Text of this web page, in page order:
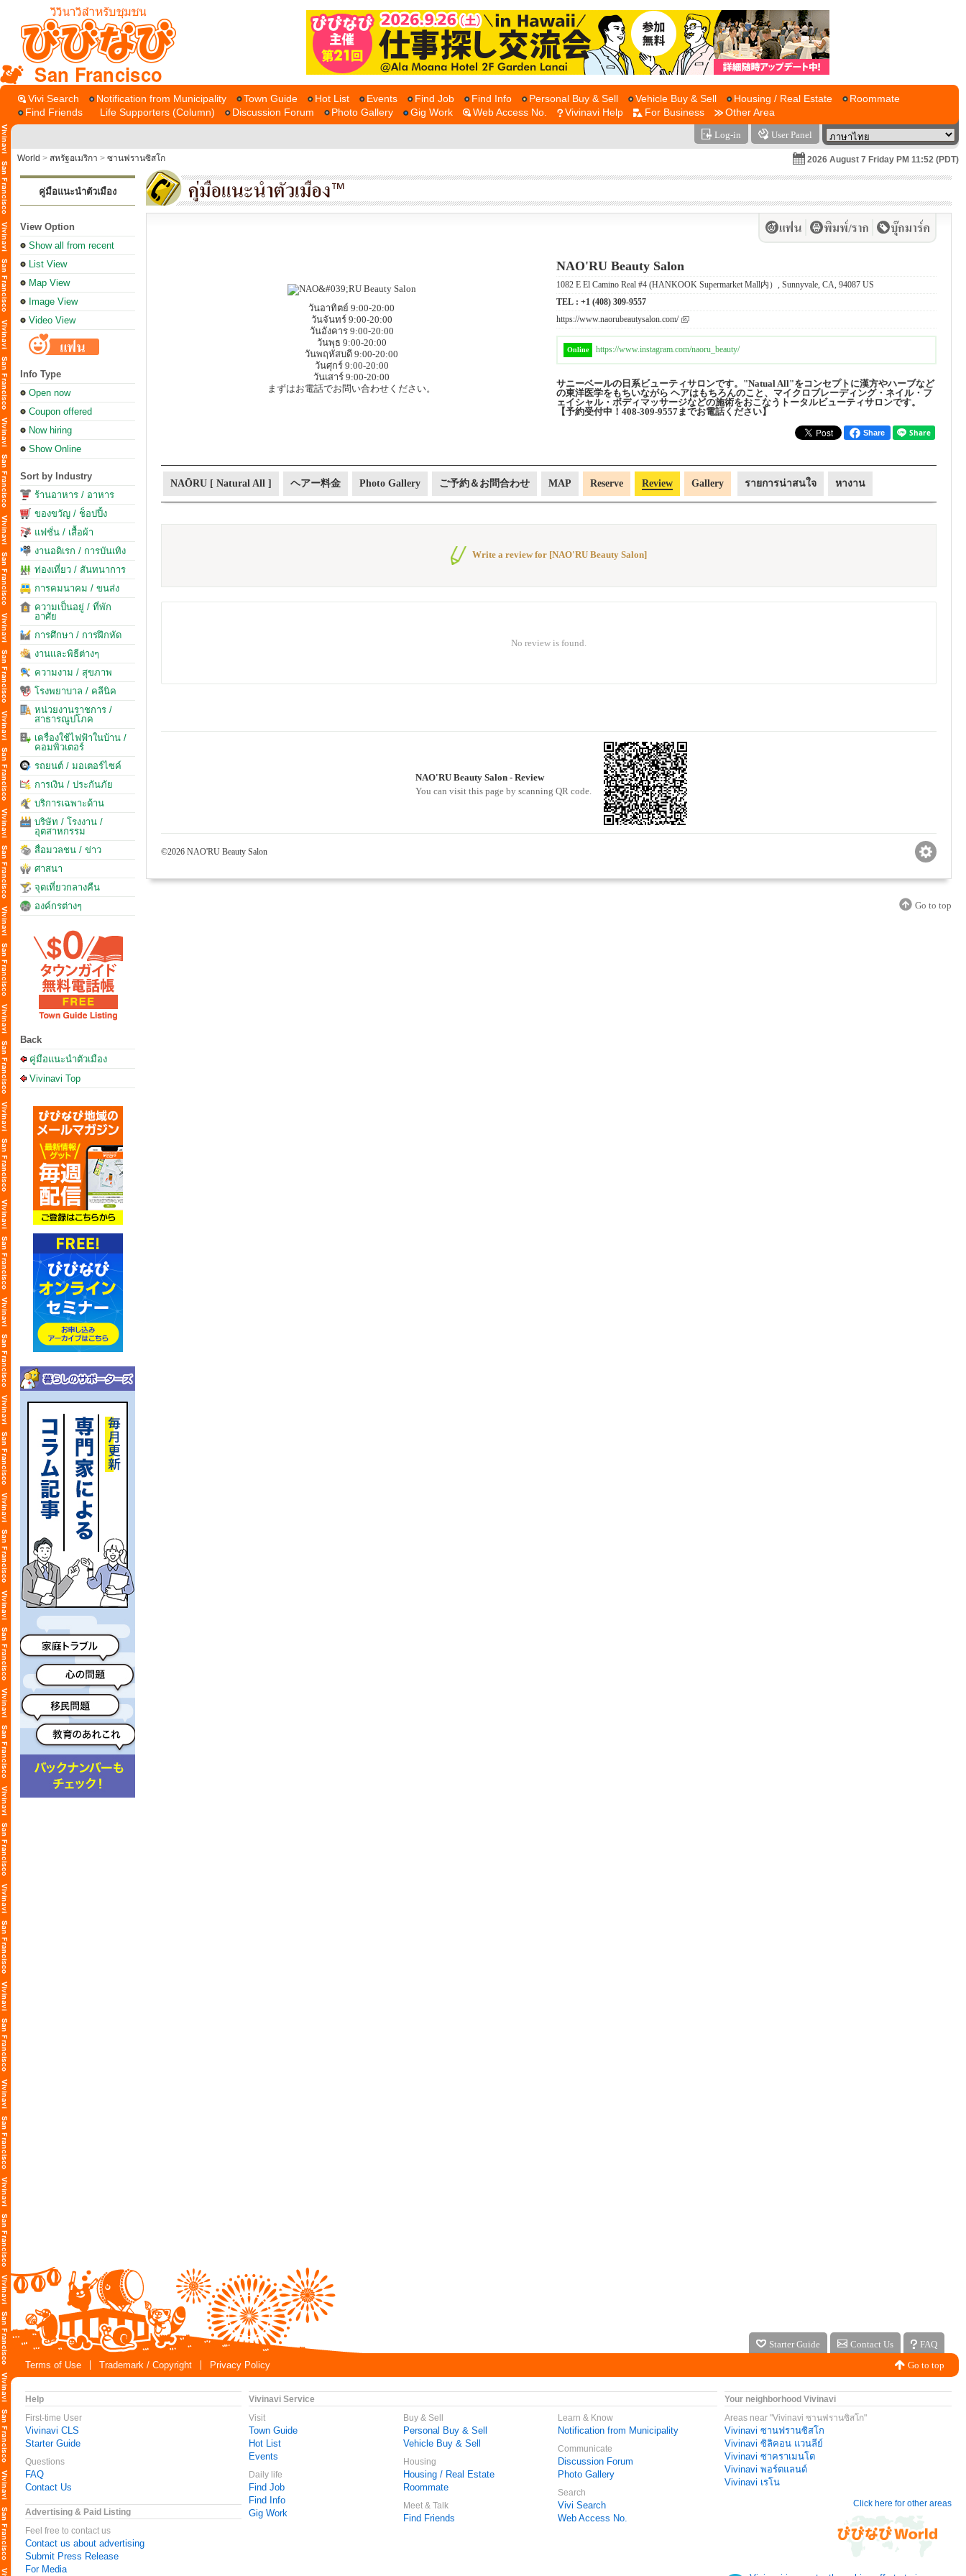
San Francisco
Vivi Search Notification from Municipality Town Guide Hot List Events Find Job Find Info Personal Buy & Sell Vehicle Buy & Sell Housing / Real Estate
Roommate
Find Friends
Life Supporters (Column) Discussion Forum Photo Gallery Gig Work Web Access No. Vivinavi Help For Business Other Area
Log-in User Panel
World > สหรัฐอเมริกา > ซานฟรานซิสโก 2026 August 7 Friday PM 11:52 (PDT)
คู่มือแนะนำตัวเมือง
View Option
Show all from recent
List View
Map View
Image View
Video View
Info Type
Open now
Coupon offered
Now hiring
Show Online
Sort by Industry
ร้านอาหาร / อาหาร
ของขวัญ / ช็อปปิ้ง
แฟชั่น / เสื้อผ้า
งานอดิเรก / การบันเทิง
ท่องเที่ยว / สันทนาการ
การคมนาคม / ขนส่ง
ความเป็นอยู่ / ที่พัก
อาศัย
การศึกษา / การฝึกหัด
งานและพิธีต่างๆ
ความงาม / สุขภาพ
โรงพยาบาล / คลีนิค
หน่วยงานราชการ /
สาธารณูปโภค
เครื่องใช้ไฟฟ้าในบ้าน /
คอมพิวเตอร์
รถยนต์ / มอเตอร์ไซค์
การเงิน / ประกันภัย
บริการเฉพาะด้าน
บริษัท / โรงงาน /
อุตสาหกรรม
สื่อมวลชน / ข่าว
ศาสนา
จุดเที่ยวกลางคืน
องค์กรต่างๆ
Back
คู่มือแนะนำตัวเมือง
Vivinavi Top
วันอาทิตย์ 9:00-20:00
วันจันทร์ 9:00-20:00
วันอังคาร 9:00-20:00
วันพุธ 9:00-20:00
วันพฤหัสบดี 9:00-20:00
วันศุกร์ 9:00-20:00
วันเสาร์ 9:00-20:00
まずはお電話でお問い合わせください。
NAO'RU Beauty Salon
1082 E El Camino Real #4 (HANKOOK Supermarket Mall内）, Sunnyvale, CA, 94087 US
TEL : +1 (408) 309-9557
https://www.naorubeautysalon.com/
Online https://www.instagram.com/naoru_beauty/
サニーベールの日系ビューティサロンです。"Natual All"をコンセプトに漢方やハーブなど
の東洋医学をもちいながら ヘアはもちろんのこと、マイクロブレーディング・ネイル・フ
ェイシャル・ボディマッサージなどの施術をおこなうトータルビューティサロンです。
【予約受付中！408-309-9557までお電話ください】
Share
NAŌRU [ Natural All ] ヘアー料金 Photo Gallery ご予約＆お問合わせ MAP Reserve Review Gallery รายการน่าสนใจ หางาน
Write a review for [NAO'RU Beauty Salon]
No review is found.
NAO'RU Beauty Salon - Review
You can visit this page by scanning QR code.
©2026 NAO'RU Beauty Salon
Go to top
Starter Guide Contact Us
FAQ
Terms of Use
Trademark / Copyright Privacy Policy Go to top
Help
First-time User
Vivinavi CLS
Starter Guide
Questions
FAQ
Contact Us
Advertising & Paid Listing
Feel free to contact us
Contact us about advertising
Submit Press Release
For Media
Vivinavi Service
Visit
Town Guide
Hot List
Events
Daily life
Find Job
Find Info
Gig Work
Buy & Sell
Personal Buy & Sell
Vehicle Buy & Sell
Housing
Housing / Real Estate
Roommate
Meet & Talk
Find Friends
Learn & Know
Notification from Municipality
Communicate
Discussion Forum
Photo Gallery
Search
Vivi Search
Web Access No.
Your neighborhood Vivinavi
Areas near "Vivinavi ซานฟรานซิสโก"
Vivinavi ซานฟรานซิสโก
Vivinavi ซิลิคอน แวนลีย์
Vivinavi ซาคราเมนโต
Vivinavi พอร์ตแลนด์
Vivinavi เรโน
Click here for other areas